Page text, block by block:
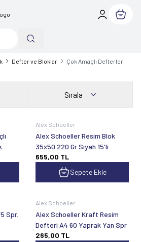
Sepetim
Defter ve Bloklar Çok Amaçlı Defterler
Sırala
Alex Schoeller
Alex Schoeller Resim Blok
35x50 220 Gr Siyah 15'li
655,00 TL
Sepete Ekle
Spr.
Alex Schoeller
Alex Schoeller Kraft Resim
Defteri A4 60 Yaprak Yan Spr
265,00 TL